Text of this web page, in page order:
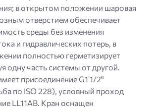
в открытом положении шаровая
отверстием обеспечивает
среды без изменения
и гидравлических потерь, в
полностью герметизирует
одну часть системы от другой.
присоединение G1 1/2"
по ISO 228), условный проход
LL11AB. Кран оснащен